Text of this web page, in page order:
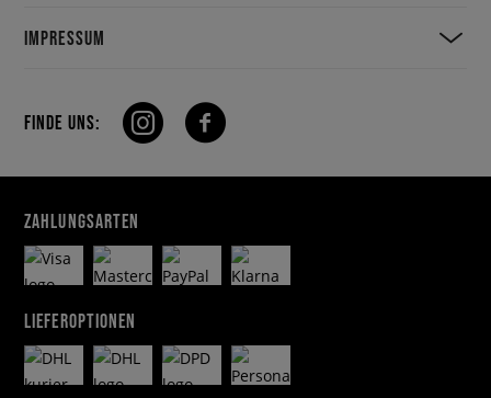
IMPRESSUM
FINDE UNS:
ZAHLUNGSARTEN
LIEFEROPTIONEN